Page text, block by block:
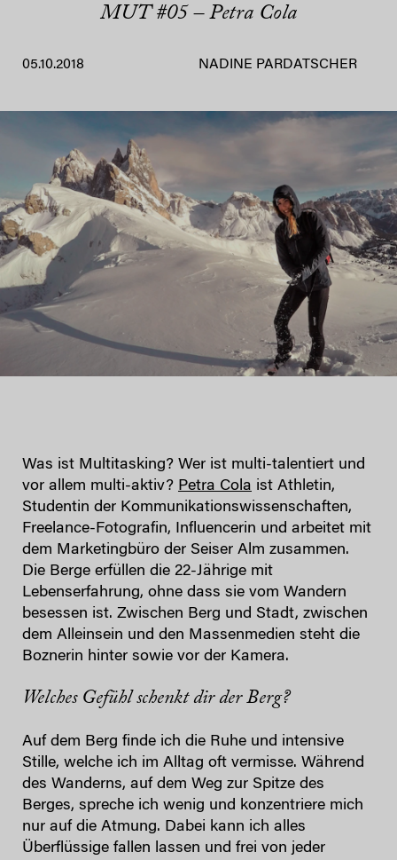
MUT #05 – Petra Cola
05.10.2018 NADINE PARDATSCHER
Was ist Multitasking? Wer ist multi-talentiert und
vor allem multi-aktiv? Petra Cola ist Athletin,
Studentin der Kommunikationswissenschaften,
Freelance-Fotografin, Influencerin und arbeitet mit
dem Marketingbüro der Seiser Alm zusammen.
Die Berge erfüllen die 22-Jährige mit
Lebenserfahrung, ohne dass sie vom Wandern
besessen ist. Zwischen Berg und Stadt, zwischen
dem Alleinsein und den Massenmedien steht die
Boznerin hinter sowie vor der Kamera.
Welches Gefühl schenkt dir der Berg?
Auf dem Berg finde ich die Ruhe und intensive
Stille, welche ich im Alltag oft vermisse. Während
des Wanderns, auf dem Weg zur Spitze des
Berges, spreche ich wenig und konzentriere mich
nur auf die Atmung. Dabei kann ich alles
Überflüssige fallen lassen und frei von jeder